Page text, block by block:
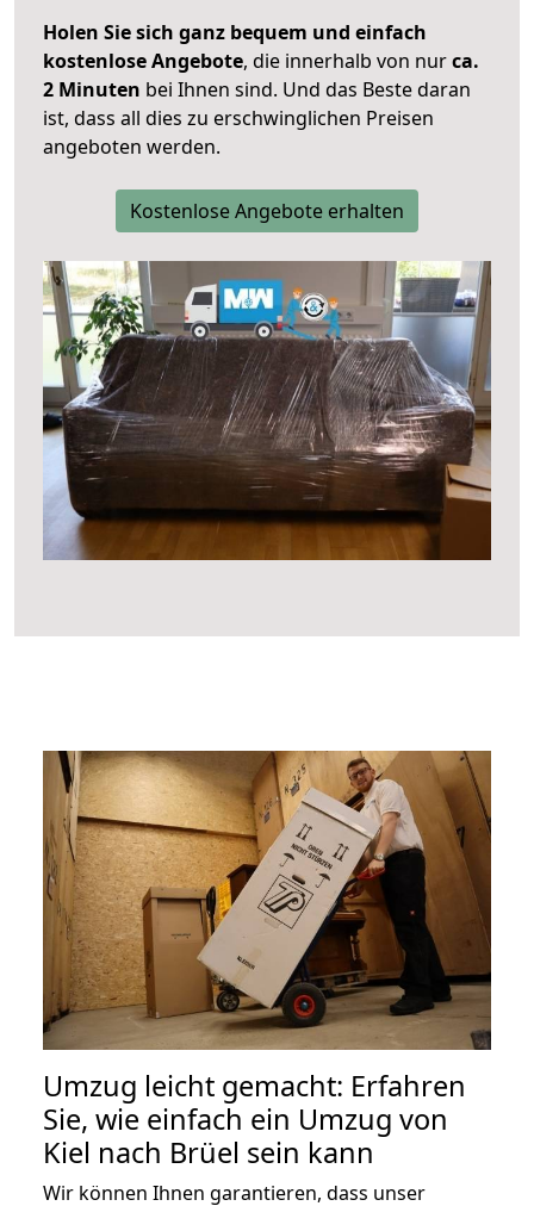
Holen Sie sich ganz bequem und einfach
kostenlose Angebote, die innerhalb von nurca.
2 Minuten bei Ihnen sind. Und das Beste daran
ist, dass all dies zu erschwinglichen Preisen
angeboten werden.
Kostenlose Angebote erhalten
Umzug leicht gemacht: Erfahren
Sie, wie einfach ein Umzug von
Kiel nach Brüel sein kann
Wir können Ihnen garantieren, dass unser